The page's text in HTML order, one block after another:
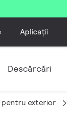
Aplicații
Descărcări
pentru exterior